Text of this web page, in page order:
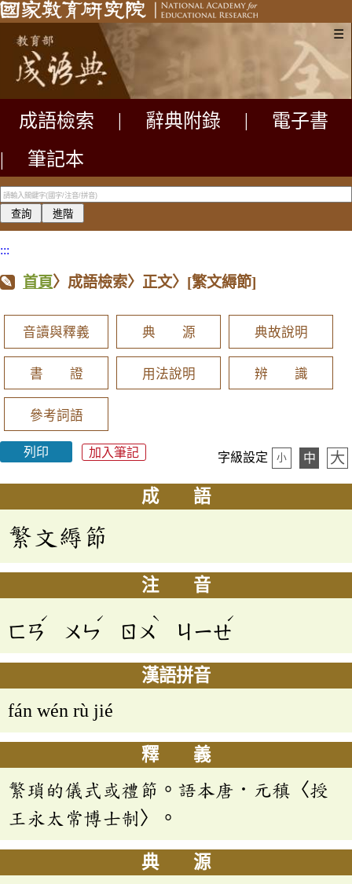
☰
成語檢索 辭典附錄
電子書
|
筆記本
:::
首頁〉成語檢索〉正文〉 [繁文縟節]
音讀與釋義 典 源 典故說明
書 證 用法說明 辨 識
參考詞語
列印 加入筆記 字級設定 小 中 大
成 語
繁文縟節
注 音
ㄈㄢ
ˊ
ㄨㄣ
ˊ
ㄖㄨ
ˋ
ㄐㄧㄝ
ˊ
漢語拼音
fán wén rù jié
釋 義
繁瑣的儀式或禮節。語本唐．元稹〈授
王永太常博士制〉。
典 源